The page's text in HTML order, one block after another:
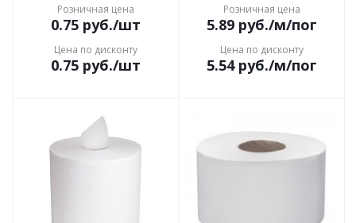
Розничная цена
0.75руб./шт
Цена по дисконту
0.75руб./шт
Розничная цена
5.89руб./м/пог
Цена по дисконту
5.54руб./м/пог